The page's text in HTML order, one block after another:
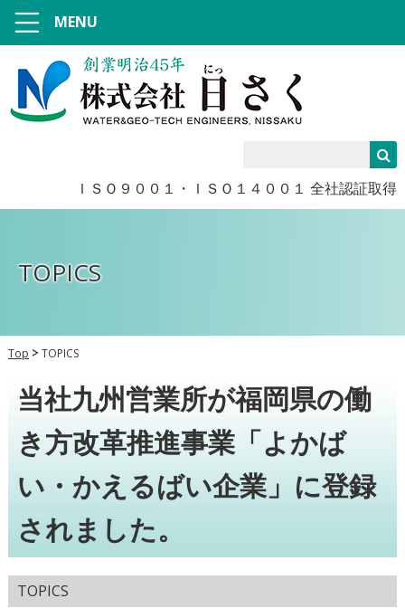
ＩＳＯ９００１・ＩＳＯ１４００１ 全社認証取得
MENU
TOPICS
Top TOPICS
当社九州営業所が福岡県の働
き方改革推進事業「よかば
い・かえるばい企業」に登録
されました。
TOPICS